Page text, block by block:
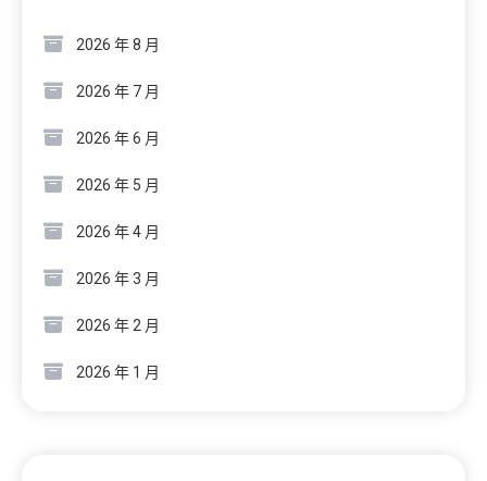
2026 年 8 月
2026 年 7 月
2026 年 6 月
2026 年 5 月
2026 年 4 月
2026 年 3 月
2026 年 2 月
2026 年 1 月